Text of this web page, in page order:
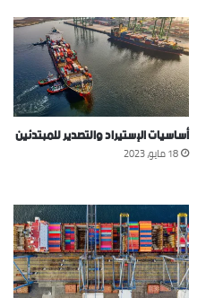
أساسيات الإستيراد والتصدير للمبتدئين
18 مايو، 2023